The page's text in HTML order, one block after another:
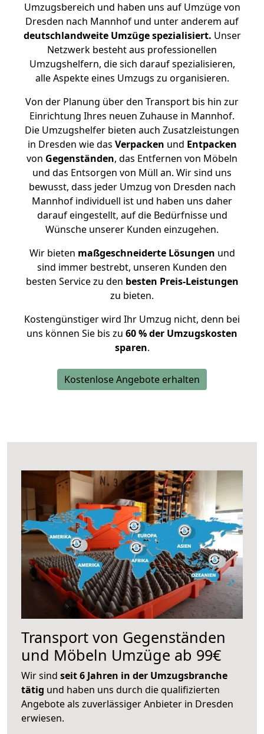
Umzugsbereich und haben uns auf Umzüge von
Dresden nach Mannhof und unter anderem auf
deutschlandweite Umzüge spezialisiert. Unser
Netzwerk besteht aus professionellen
Umzugshelfern, die sich darauf spezialisieren,
alle Aspekte eines Umzugs zu organisieren.
Von der Planung über den Transport bis hin zur
Einrichtung Ihres neuen Zuhause in Mannhof.
Die Umzugshelfer bieten auch Zusatzleistungen
in Dresden wie das Verpacken und Entpacken
von Gegenständen, das Entfernen von Möbeln
und das Entsorgen von Müll an. Wir sind uns
bewusst, dass jeder Umzug von Dresden nach
Mannhof individuell ist und haben uns daher
darauf eingestellt, auf die Bedürfnisse und
Wünsche unserer Kunden einzugehen.
Wir bieten maßgeschneiderte Lösungen und
sind immer bestrebt, unseren Kunden den
besten Service zu den besten Preis-Leistungen
zu bieten.
Kostengünstiger wird Ihr Umzug nicht, denn bei
uns können Sie bis zu 60 % der Umzugskosten
sparen.
Kostenlose Angebote erhalten
Transport von Gegenständen
und Möbeln Umzüge ab 99€
Wir sind seit 6 Jahren in der Umzugsbranche
tätig und haben uns durch die qualifizierten
Angebote als zuverlässiger Anbieter in Dresden
erwiesen.